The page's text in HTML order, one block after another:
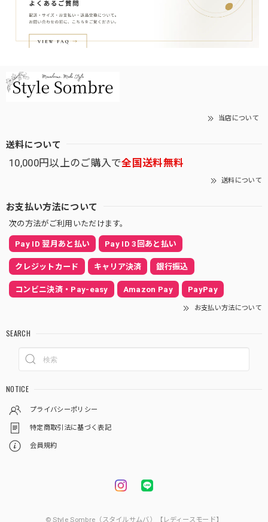
当店について
送料について
10,000円以上のご購入で全国送料無料
送料について
お支払い方法について
次の方法がご利用いただけます。
Pay ID 翌月あと払い Pay ID 3回あと払い
クレジットカード キャリア決済 銀行振込
コンビニ決済・Pay-easy Amazon Pay PayPay
お支払い方法について
SEARCH
NOTICE
プライバシーポリシー
特定商取引法に基づく表記
会員規約
© Style Sombre（スタイルサムバ）【レディースモード】